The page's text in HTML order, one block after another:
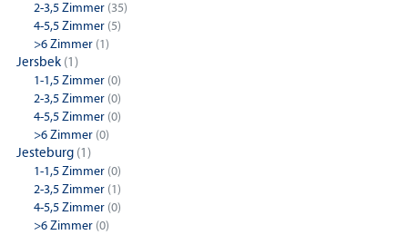
2-3,5 Zimmer (35)
4-5,5 Zimmer (5)
>6 Zimmer (1)
Jersbek (1)
1-1,5 Zimmer (0)
2-3,5 Zimmer (0)
4-5,5 Zimmer (0)
>6 Zimmer (0)
Jesteburg (1)
1-1,5 Zimmer (0)
2-3,5 Zimmer (1)
4-5,5 Zimmer (0)
>6 Zimmer (0)